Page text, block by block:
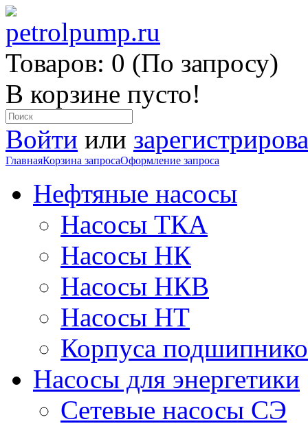
Товаров: 0 (По запросу)
В корзине пусто!
Войти или
ГлавнаяКорзина запросаОформление запроса
Нефтяные насосы
Насосы ТКА
Насосы НК
Насосы НКВ
Насосы НТ
Корпуса
Насосы для энергетики
Сетевые насосы СЭ